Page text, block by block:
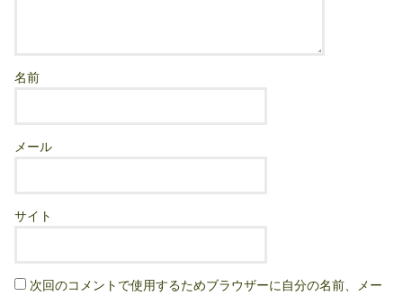
名前
メール
サイト
次回のコメントで使用するためブラウザーに自分の名前、メー